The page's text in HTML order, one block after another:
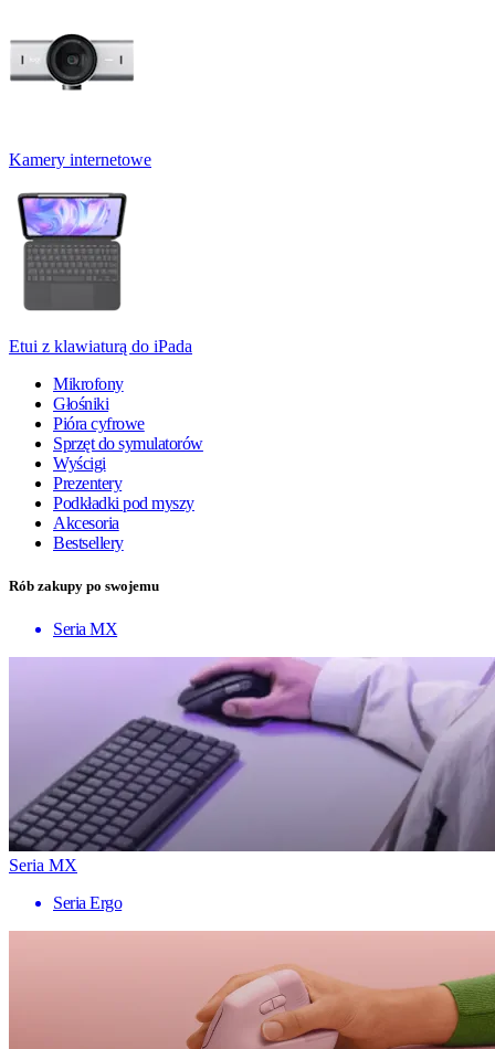
Kamery internetowe
Etui z klawiaturą do iPada
Mikrofony
Głośniki
Pióra cyfrowe
Sprzęt do symulatorów
Wyścigi
Prezentery
Podkładki pod myszy
Akcesoria
Bestsellery
Rób zakupy po swojemu
Seria MX
Seria MX
Seria Ergo